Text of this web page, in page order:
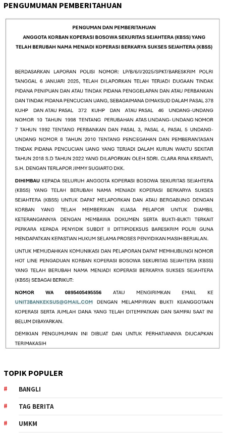
PENGUMUMAN PEMBERITAHUAN
TOPIK POPULER
BANGLI
TAG BERITA
UMKM